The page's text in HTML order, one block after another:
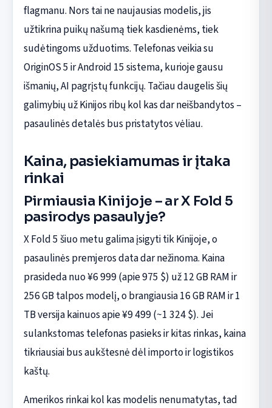
flagmanu. Nors tai ne naujausias modelis, jis
užtikrina puikų našumą tiek kasdienėms, tiek
sudėtingoms užduotims. Telefonas veikia su
OriginOS 5 ir Android 15 sistema, kurioje gausu
išmanių, AI pagrįstų funkcijų. Tačiau daugelis šių
galimybių už Kinijos ribų kol kas dar neišbandytos –
pasaulinės detalės bus pristatytos vėliau.
Kaina, pasiekiamumas ir įtaka
rinkai
Pirmiausia Kinijoje – ar X Fold 5
pasirodys pasaulyje?
X Fold 5 šiuo metu galima įsigyti tik Kinijoje, o
pasaulinės premjeros data dar nežinoma. Kaina
prasideda nuo ¥6 999 (apie 975 $) už 12 GB RAM ir
256 GB talpos modelį, o brangiausia 16 GB RAM ir 1
TB versija kainuos apie ¥9 499 (~1 324 $). Jei
sulankstomas telefonas pasieks ir kitas rinkas, kaina
tikriausiai bus aukštesnė dėl importo ir logistikos
kaštų.
Amerikos rinkai kol kas modelis nenumatytas, tad